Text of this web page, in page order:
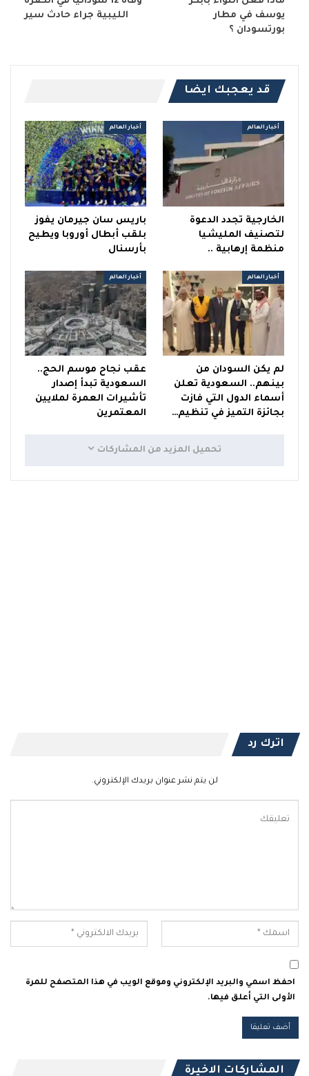
يوسف في مطار
بورتسودان ؟
الليبية جراء حادث سير
قد يعجبك ايضا
أخبار العالم
الخارجية تجدد الدعوة
لتصنيف المليشيا
منظمة إرهابية ..
أخبار العالم
باريس سان جيرمان يفوز
بلقب أبطال أوروبا ويطيح
بأرسنال
أخبار العالم
لم يكن السودان من
بينهم.. السعودية تعلن
أسماء الدول التي فازت
بجائزة التميز في تنظيم…
أخبار العالم
عقب نجاح موسم الحج..
السعودية تبدأ إصدار
تأشيرات العمرة لملايين
المعتمرين
تحميل المزيد من المشاركات
اترك رد
لن يتم نشر عنوان بريدك الإلكتروني.
احفظ اسمي والبريد الإلكتروني وموقع الويب في هذا المتصفح للمرة
الأولى التي أعلق فيها.
المشاركات الاخيرة